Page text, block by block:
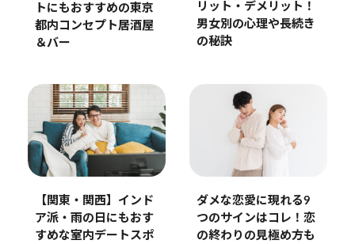
トにもおすすめの東京
都内コンセプト居酒屋
＆バー
リット・デメリット！
男女別の心理や長続き
の秘訣
【関東・関西】インド
ア派・雨の日にもおす
すめな室内デートスポ
ダメな恋愛に現れる9
つのサインはコレ！恋
の終わりの見極め方も